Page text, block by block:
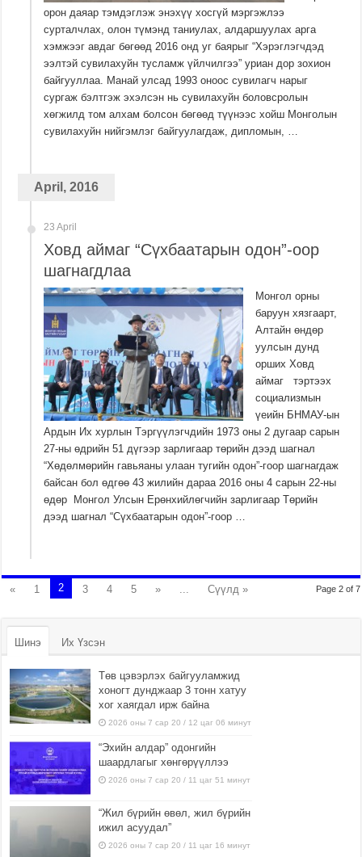
орон даяар тэмдэглэж энэхүү хосгүй мэргэжлээ
сурталчлах, олон түмэнд таниулах, алдаршуулах арга
хэмжээг авдаг бөгөөд 2016 онд уг баярыг “Хэрэглэгчдэд
ээлтэй сувилахуйн тусламж үйлчилгээ” уриан дор зохион
байгууллаа. Манай улсад 1993 оноос сувилагч нарыг
сургаж бэлтгэж эхэлсэн нь сувилахуйн боловсролын
хөгжилд том алхам болсон бөгөөд түүнээс хойш Монголын
сувилахуйн нийгэмлэг байгуулагдаж, дипломын, …
April, 2016
23 April
Ховд аймаг “Сүхбаатарын одон”-оор
шагнагдлаа
Монгол орны
баруун хязгаарт,
Алтайн өндөр
уулсын дунд
орших Ховд
аймаг тэртээх
социализмын
үеийн БНМАУ-ын
Ардын Их хурлын Тэргүүлэгчдийн 1973 оны 2 дугаар сарын
27-ны өдрийн 51 дүгээр зарлигаар төрийн дээд шагнал
“Хөдөлмөрийн гавьяаны улаан тугийн одон”-гоор шагнагдаж
байсан бол өдгөө 43 жилийн дараа 2016 оны 4 сарын 22-ны
өдөр Монгол Улсын Ерөнхийлөгчийн зарлигаар Төрийн
дээд шагнал “Сүхбаатарын одон”-гоор …
Page 2 of 7
« 1 2 3 4 5 » ... Сүүлд »
Шинэ Их Үзсэн
Төв цэвэрлэх байгууламжид
хоногт дунджаар 3 тонн хатуу
хог хаягдал ирж байна
2026 оны 7 сар 20 / 12 цаг 06 минут
“Эхийн алдар” одонгийн
шаардлагыг хөнгөрүүллээ
2026 оны 7 сар 20 / 11 цаг 51 минут
“Жил бүрийн өвөл, жил бүрийн
ижил асуудал”
2026 оны 7 сар 20 / 11 цаг 16 минут